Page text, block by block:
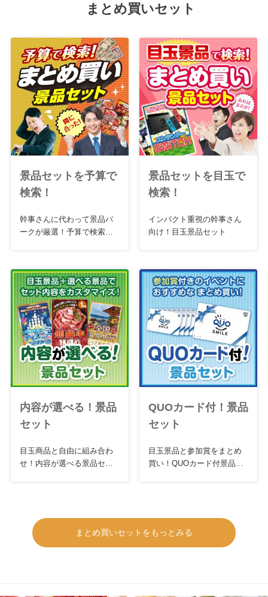
まとめ買いセット
景品セットを予算で
検索！
幹事さんに代わって景品パ
ークが厳選！予算で検索お
景品セットを目玉で
検索！
インパクト重視の幹事さん
向け！目玉景品セット
内容が選べる！景品
セット
目玉商品と自由に組み合わ
せ！内容が選べる景品セッ
QUOカード付！景品
セット
目玉景品と参加賞をまとめ
買い！QUOカード付景品セ
まとめ買いセットをもっとみる